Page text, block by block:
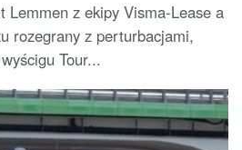
Lemmen z ekipy Visma-Lease a
rozegrany z perturbacjami,
Tour...